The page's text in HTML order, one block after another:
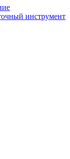
инструмент